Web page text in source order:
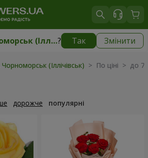
Чорноморськ (Іллічівськ)? Так Змінити
(Іллічівськ)|безкоштовно
(Іллічівськ) > По ціні > до
дорожче популярні